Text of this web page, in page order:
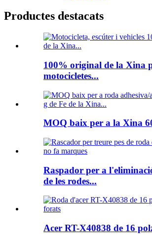
Productes destacats
100% original de la Xina
motocicletes...
MOQ baix per a la Xina
Raspador per a
de les rodes...
Acer RT-X40838 de 16